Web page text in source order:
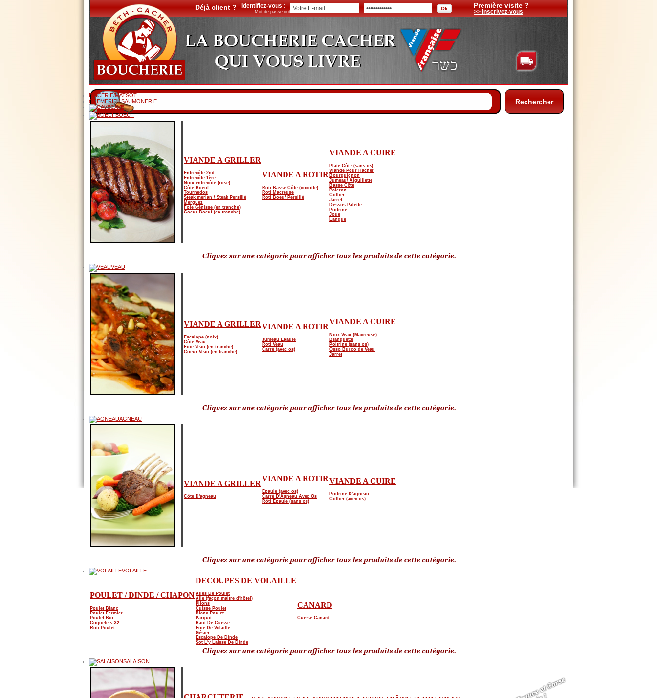
Déjà client ? Identifiez-vous : Première visite ?
>> Inscrivez-vous
Mot de passe oublié ?
EPICERIE/MATSOT
CREMERIE / SAUMONERIE
CAVE
BOEUF
VIANDE A GRILLER
Entrecôte 2nd
Entrecôte 1ère
Noix entrecôte (rose)
Côte Boeuf
Tournedos
Steak merlan / Steak Persillé
Merguez
Foie Génisse (en tranche)
Coeur Boeuf (en tranche)
VIANDE A ROTIR
Roti Basse Côte (cocotte)
Roti Macreuse
Roti Boeuf Persillé
VIANDE A CUIRE
Plate Côte (sans os)
Viande Pour Hacher
Bourguignon
Jumeau/ Aiguillette
Basse Côte
Paleron
Collier
Jarret
Dessus Palette
Poitrine
Joue
Langue
VEAU
VIANDE A GRILLER
Escalope (noix)
Côte Veau
Foie Veau (en tranche)
Coeur Veau (en tranche)
VIANDE A ROTIR
Jumeau Epaule
Roti Veau
Carré (avec os)
VIANDE A CUIRE
Noix Veau (Macreuse)
Blanquette
Poitrine (sans os)
Osso Bucco de Veau
Jarret
AGNEAU
VIANDE A GRILLER
Côte D'agneau
VIANDE A ROTIR
Epaule (avec os)
Carré D'Agneau Avec Os
Rôti Epaule (sans os)
VIANDE A CUIRE
Poitrine D'agneau
Collier (avec os)
VOLAILLE
POULET / DINDE / CHAPON
Poulet Blanc
Poulet Fermier
Poulet Bio
Coquelets X2
Roti Poulet
DECOUPES DE VOLAILLE
Ailes De Poulet
Aile (façon maitre d'hôtel)
Pilons
Cuisse Poulet
Blanc Poulet
Parguit
Haut De Cuisse
Foie De Volaille
Gésier
Escalope De Dinde
Sot L'y Laisse De Dinde
CANARD
Cuisse Canard
SALAISON